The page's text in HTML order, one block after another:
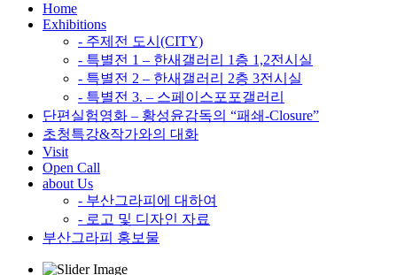
Home
Exhibitions
- 주제전 도시(CITY)
- 특별전 1 – 한새갤러리 1층 1,2전시실
- 특별전 2 – 한새갤러리 2층 3전시실
- 특별전 3. – 스페이스포포갤러리
단편실험영화 – 황성윤감독의 “패쇄-Closure”
초청특강&작가와의 대화
Visit
Open Call
about Us
- 부산그라피에 대하여
- 로고 및 디자인 자료
부산그라피 홍보물